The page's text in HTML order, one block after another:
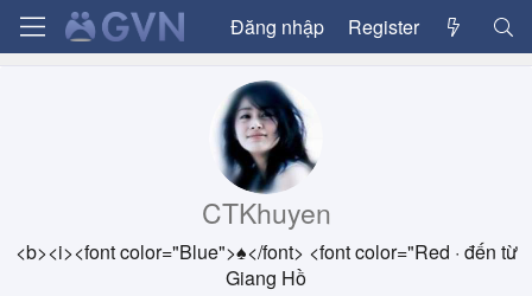
Đăng nhập Register
CTKhuyen
<b><i><font color="Blue">♠</font> <font color="Red · đến từ
Giang Hồ